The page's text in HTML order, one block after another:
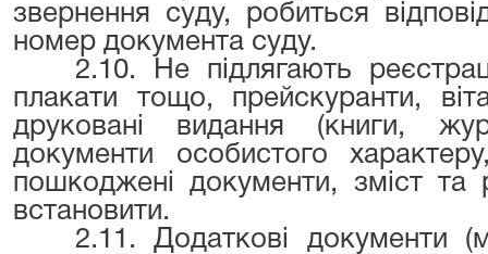
звернення суду, робиться
номер документа суду.
2.10. Не підлягають
плакати тощо, прейскуранти,
друковані видання (книги,
документи особистого
пошкоджені документи, зміст та
встановити.
2.11. Додаткові документи